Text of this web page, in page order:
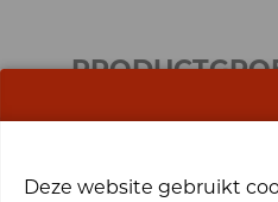
Diensten, ICT
Deze website gebruikt